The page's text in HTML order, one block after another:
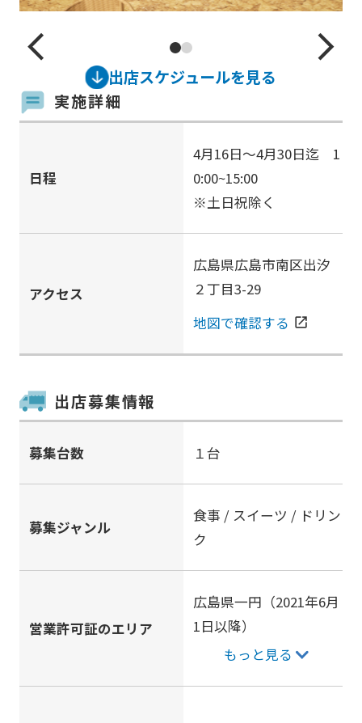
arrow_back_ios_new arrow_forward_ios
出店スケジュールを見る
実施詳細
日程
4月16日～4月30日迄 1
0:00~15:00
※土日祝除く
アクセス
広島県広島市南区出汐
２丁目3-29
地図で確認する open_in_new
出店募集情報
募集台数 １台
募集ジャンル
食事 / スイーツ / ドリン
ク
営業許可証のエリア
広島県一円（2021年6月
1日以降）
もっと見る